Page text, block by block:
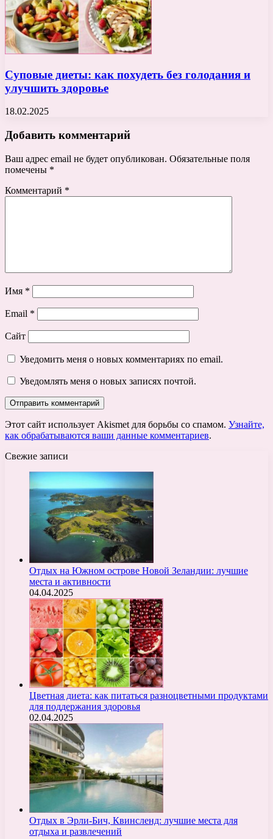
Суповые диеты: как похудеть без голодания и
улучшить здоровье
18.02.2025
Добавить комментарий
Ваш адрес email не будет опубликован. Обязательные поля
помечены *
Комментарий *
Имя *
Email *
Сайт
Уведомить меня о новых комментариях по email.
Уведомлять меня о новых записях почтой.
Этот сайт использует Akismet для борьбы со спамом. Узнайте,
как обрабатываются ваши данные комментариев.
Свежие записи
Отдых на Южном острове Новой Зеландии: лучшие
места и активности
04.04.2025
Цветная диета: как питаться разноцветными продуктами
для поддержания здоровья
02.04.2025
Отдых в Эрли-Бич, Квинсленд: лучшие места для
отдыха и развлечений